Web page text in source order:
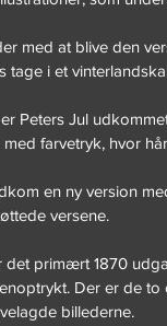
med at blive den
tage i et
Peters Jul
med farvetryk, hvor
en ny version
versene.
det primært 1870
Der er de to
billederne.